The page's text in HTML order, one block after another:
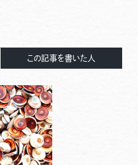
この記事を書いた人